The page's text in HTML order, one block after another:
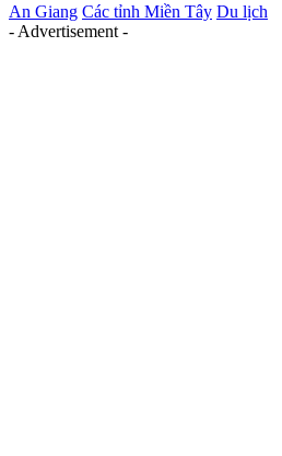
An Giang Các tỉnh Miền Tây Du lịch
- Advertisement -